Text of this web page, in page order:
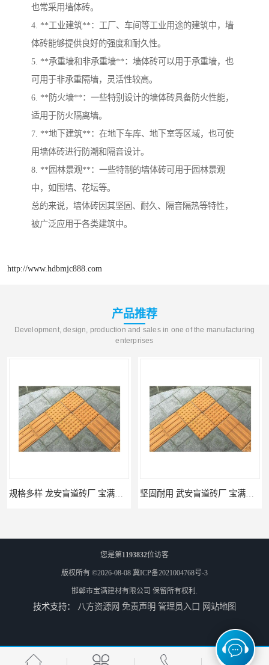
也常采用墙体砖。
4. **工业建筑**：工厂、车间等工业用途的建筑中，墙
体砖能够提供良好的强度和耐久性。
5. **承重墙和非承重墙**：墙体砖可以用于承重墙，也
可用于非承重隔墙，灵活性较高。
6. **防火墙**：一些特别设计的墙体砖具备防火性能，
适用于防火隔离墙。
7. **地下建筑**：在地下车库、地下室等区域，也可使
用墙体砖进行防潮和隔音设计。
8. **园林景观**：一些特制的墙体砖可用于园林景观
中，如围墙、花坛等。
总的来说，墙体砖因其坚固、耐久、隔音隔热等特性，
被广泛应用于各类建筑中。
http://www.hdbmjc888.com
产品推荐
Development, design, production and sales in one of the manufacturing
enterprises
馆陶pc仿石砖厂家 规格多样 宝满建材 莘县仿石砖厂家 可定制 宝满建材
您是第1193832位访客
版权所有 ©2026-08-08 冀ICP备2021004768号-3
邯郸市宝满建材有限公司 保留所有权利.
技术支持： 八方资源网 免责声明 管理员入口 网站地图